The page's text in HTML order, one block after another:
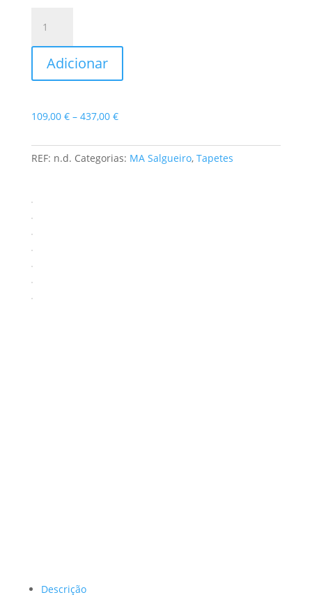
Tapete
VegasAdicionar
109,00 € – 437,00 €Price
109,00 €
through
REF: n.d. Categorias: MA Salgueiro, Tapetes
Descrição